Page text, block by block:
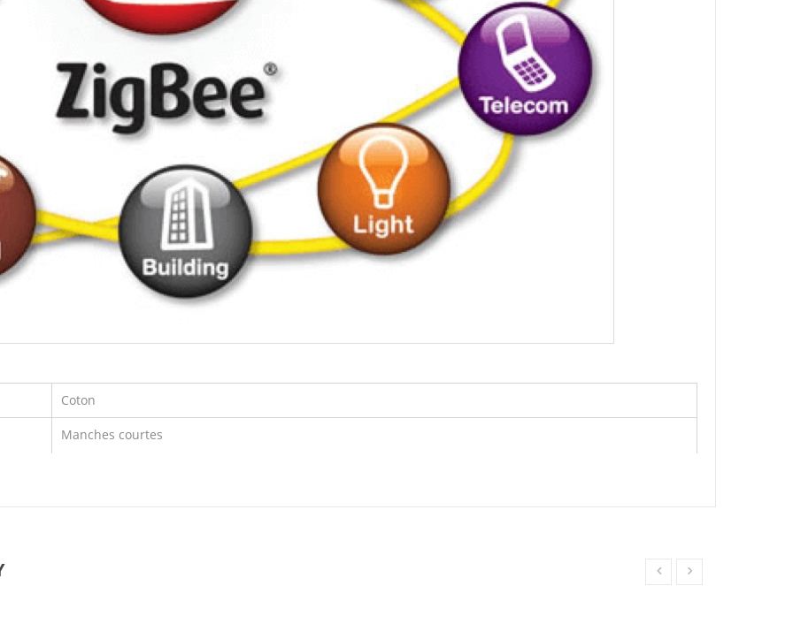
Coton
Manches courtes